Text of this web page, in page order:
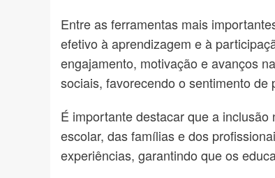
Entre as ferramentas mais
efetivo à aprendizagem e à
engajamento, motivação e avanços
sociais, favorecendo o sentimento
É importante destacar que a
escolar, das famílias e dos
experiências, garantindo que os